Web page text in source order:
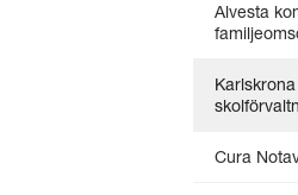
Alvesta
Cura